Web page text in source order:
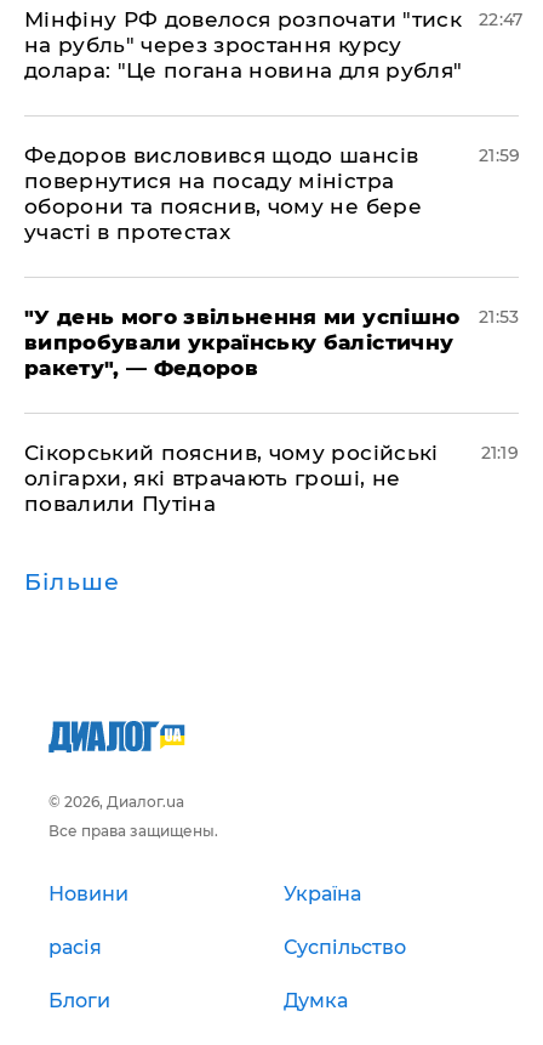
​Мінфіну РФ довелося розпочати "тиск
на рубль" через зростання курсу
долара: "Це погана новина для рубля"
22:47
​Федоров висловився щодо шансів
повернутися на посаду міністра
оборони та пояснив, чому не бере
участі в протестах
21:59
​"У день мого звільнення ми успішно
випробували українську балістичну
ракету", — Федоров
21:53
​Сікорський пояснив, чому російські
олігархи, які втрачають гроші, не
повалили Путіна
21:19
Більше
© 2026, Диалог.ua
Все права защищены.
Новини Україна
расія Суспільство
Блоги Думка